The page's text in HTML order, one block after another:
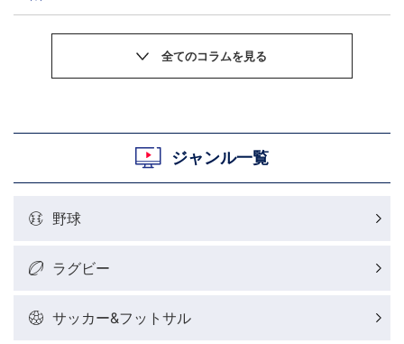
村上晃一ラグビーコラム
ラグビーレポート
野球好きコラム
ジャンル一覧
野球
ラグビー
サッカー&フットサル